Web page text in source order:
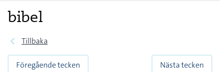
bibel
Tillbaka
Föregående tecken
Nästa tecken